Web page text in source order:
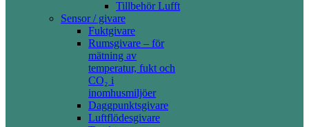
Tillbehör Lufft
Sensor / givare
Fuktgivare
Rumsgivare – för
mätning av
temperatur, fukt och
CO₂ i
inomhusmiljöer
Daggpunktsgivare
Luftflödesgivare